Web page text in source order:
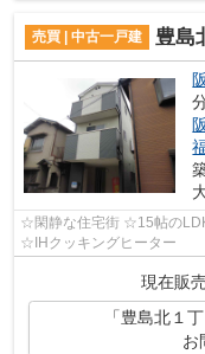
売買 | 中古一戸建 豊島
☆閑静な住宅街 ☆15帖の
☆IHクッキングヒーター
現在販
「豊島北
お